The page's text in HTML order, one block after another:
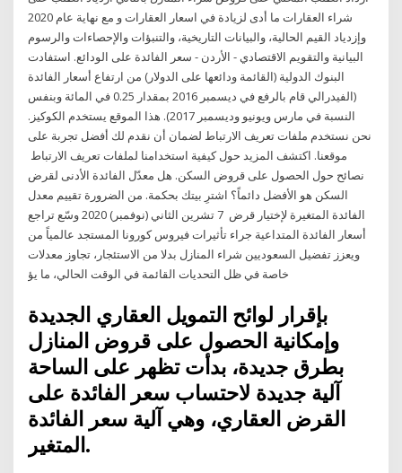
شراء العقارات ما أدى لزيادة في اسعار العقارات و مع نهاية عام 2020
وإزدياد القيم الحالية، والبيانات التاريخية، والتنبؤات والإحصاءات والرسوم
البيانية والتقويم الاقتصادي - الأردن - سعر الفائدة على الودائع. استفادت
البنوك الدولية (القائمة ودائعها على الدولار) من ارتفاع أسعار الفائدة
(الفيدرالي قام بالرفع في ديسمبر 2016 بمقدار 0.25 في المائة وبنفس
النسبة في مارس ويونيو وديسمبر 2017). هذا الموقع يستخدم الكوكيز.
نحن نستخدم ملفات تعريف الارتباط لضمان أن نقدم لك أفضل تجربة على
موقعنا. اكتشف المزيد حول كيفية استخدامنا لملفات تعريف الارتباط
نصائح حول الحصول على قروض السكن. هل معدّل الفائدة الأدنى لقرض
السكن هو الأفضل دائماً؟ اشترِ بيتك بحكمة. من الضرورة تقييم معدل
الفائدة المتغيرة لإختيار قرض 7 تشرين الثاني (نوفمبر) 2020 وسّع تراجع
أسعار الفائدة المتداعية جراء تأثيرات فيروس كورونا المستجد عالمياً من
ويعزز تفضيل السعوديين شراء المنازل بدلا من الاستئجار، تجاوز معدلات
خاصة في ظل التحديات القائمة في الوقت الحالي، ما يؤ
بإقرار لوائح التمويل العقاري الجديدة
وإمكانية الحصول على قروض المنازل
بطرق جديدة، بدأت تظهر على الساحة
آلية جديدة لاحتساب سعر الفائدة على
القرض العقاري، وهي آلية سعر الفائدة
المتغير.